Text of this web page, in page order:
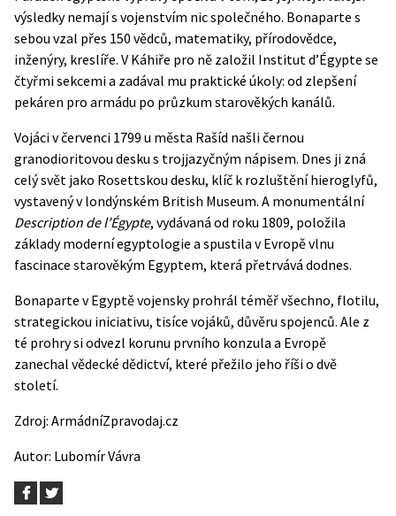
výsledky nemají s vojenstvím nic společného. Bonaparte s
sebou vzal přes 150 vědců, matematiky, přírodovědce,
inženýry, kreslíře. V Káhiře pro ně založil Institut d’Égypte se
čtyřmi sekcemi a zadával mu praktické úkoly: od zlepšení
pekáren pro armádu po průzkum starověkých kanálů.
Vojáci v červenci 1799 u města Rašíd našli černou
granodioritovou desku s trojjazyčným nápisem. Dnes ji zná
celý svět jako Rosettskou desku, klíč k rozluštění hieroglyfů,
vystavený v londýnském British Museum. A monumentální
Description de l’Égypte, vydávaná od roku 1809, položila
základy moderní egyptologie a spustila v Evropě vlnu
fascinace starověkým Egyptem, která přetrvává dodnes.
Bonaparte v Egyptě vojensky prohrál téměř všechno, flotilu,
strategickou iniciativu, tisíce vojáků, důvěru spojenců. Ale z
té prohry si odvezl korunu prvního konzula a Evropě
zanechal vědecké dědictví, které přežilo jeho říši o dvě
století.
Zdroj: ArmádníZpravodaj.cz
Autor: Lubomír Vávra